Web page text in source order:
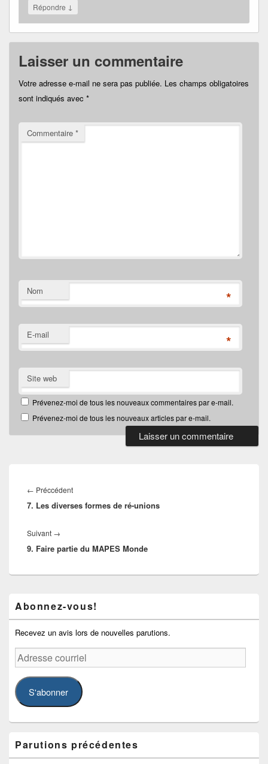
Répondre ↓
Laisser un commentaire
Votre adresse e-mail ne sera pas publiée. Les champs obligatoires
sont indiqués avec *
Commentaire *
Nom *
E-mail *
Site web
Prévenez-moi de tous les nouveaux commentaires par e-mail.
Prévenez-moi de tous les nouveaux articles par e-mail.
de
l’article
← PréccédentArticle
précédent :
7. Les diverses formes de ré-unions
Suivant →
suivant :
9. Faire partie du MAPES Monde
principale
de
widget
barre
latérale
Abonnez-vous!
Recevez un avis lors de nouvelles parutions.
Adresse
courriel
S'abonner
Parutions précédentes